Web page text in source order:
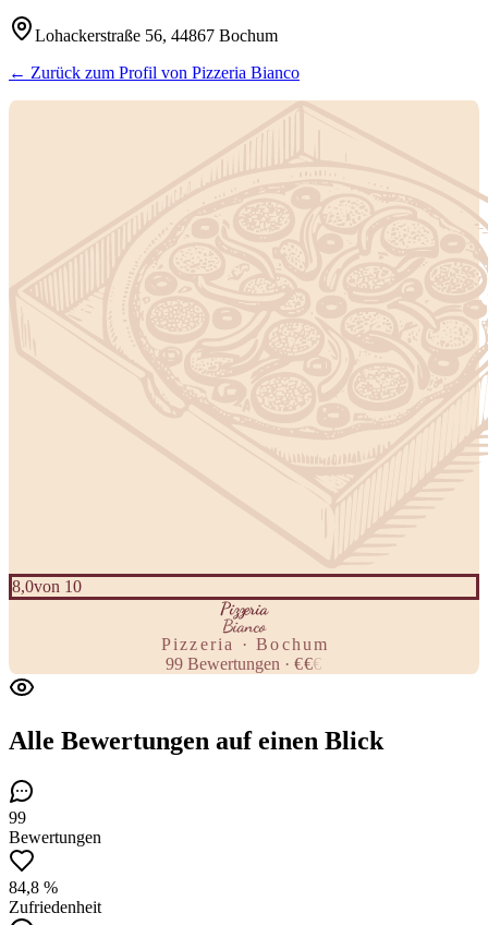
Lohackerstraße 56, 44867 Bochum
← Zurück zum Profil von Pizzeria Bianco
8,0von 10
Pizzeria
Bianco
Pizzeria · Bochum
99 Bewertungen ·€€€
Alle Bewertungen auf einen Blick
99
Bewertungen
84,8 %
Zufriedenheit